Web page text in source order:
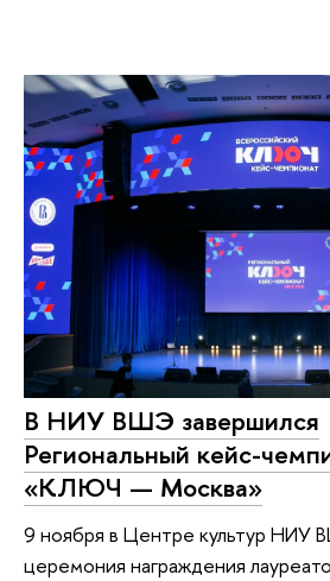
В НИУ ВШЭ завершился
Региональный кейс-
«КЛЮЧ — Москва»
9 ноября в Центре культур НИУ
церемония награждения